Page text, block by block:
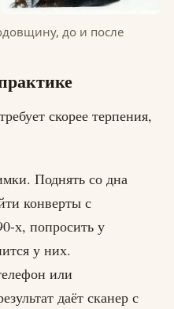
до и после
скорее терпения,
Поднять со дна
конверты с
х, попросить у
у них.
или
даёт сканер с